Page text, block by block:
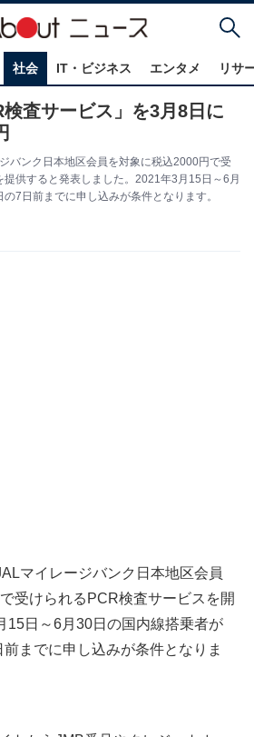
社会 IT・ビジネス エンタメ リサ
査サービス」を3月8日に
バンク日本地区会員を対象に税込2000円で受
供すると発表しました。2021年3月15日～6月
7日前までに申し込みが条件となります。
マイレージバンク日本地区会員
受けられるPCR検査サービスを開
15日～6月30日の国内線搭乗者が
までに申し込みが条件となりま